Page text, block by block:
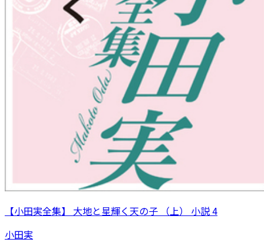
【小田実全集】 大地と星輝く天の子 （上） 小説 4
小田実